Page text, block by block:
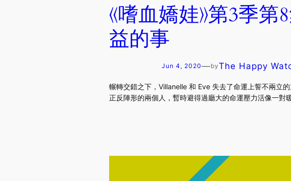
《嗜血嬌娃》第3季
益的事
Jun 4, 2020—byThe Happy
輾轉交錯之下，Villanelle 和 Eve 失去了命運上誓不兩立
正反陣形的兩個人，暫時避得過廳大的命運壓力活像一對